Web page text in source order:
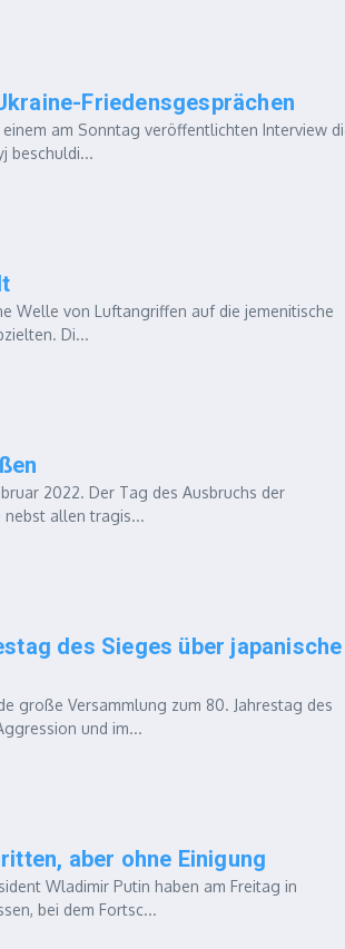
Friedensgesprächen
am Sonntag veröffentlichten Interview
beschuldi...
Welle von Luftangriffen auf die jemenitische
Di...
2022. Der Tag des Ausbruchs der
nebst allen tragis...
des Sieges über japanische
große Versammlung zum 80. Jahrestag des
und im...
aber ohne Einigung
Wladimir Putin haben am Freitag in
bei dem Fortsc...